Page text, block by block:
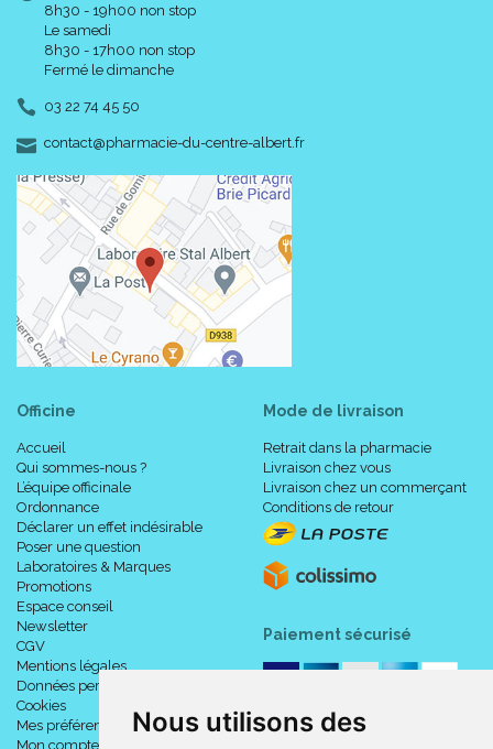
Nous utilisons des
8h30 - 19h00 non stop
Le samedi
8h30 - 17h00 non stop
Fermé le dimanche
03 22 74 45 50
contact-
@-
pharmacie-du-centre-albert.fr
Officine
Accueil
Qui sommes-nous ?
L’équipe officinale
Ordonnance
Déclarer un effet indésirable
Poser une question
Laboratoires & Marques
Promotions
Espace conseil
Newsletter
CGV
Mentions légales
Données personnelles
Cookies
Mes préférences Cookies
Mon compte
Mode de livraison
Retrait dans la pharmacie
Livraison chez vous
Livraison chez un commerçant
Conditions de retour
Paiement sécurisé